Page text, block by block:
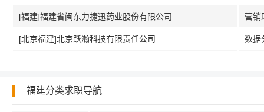
[福建]福建省闽东力捷迅药业股份有限公司 营销
[北京福建]北京跃瀚科技有限责任公司 数据
福建分类求职导航